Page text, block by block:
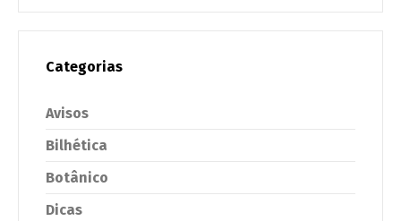
Categorias
Avisos
Bilhética
Botânico
Dicas